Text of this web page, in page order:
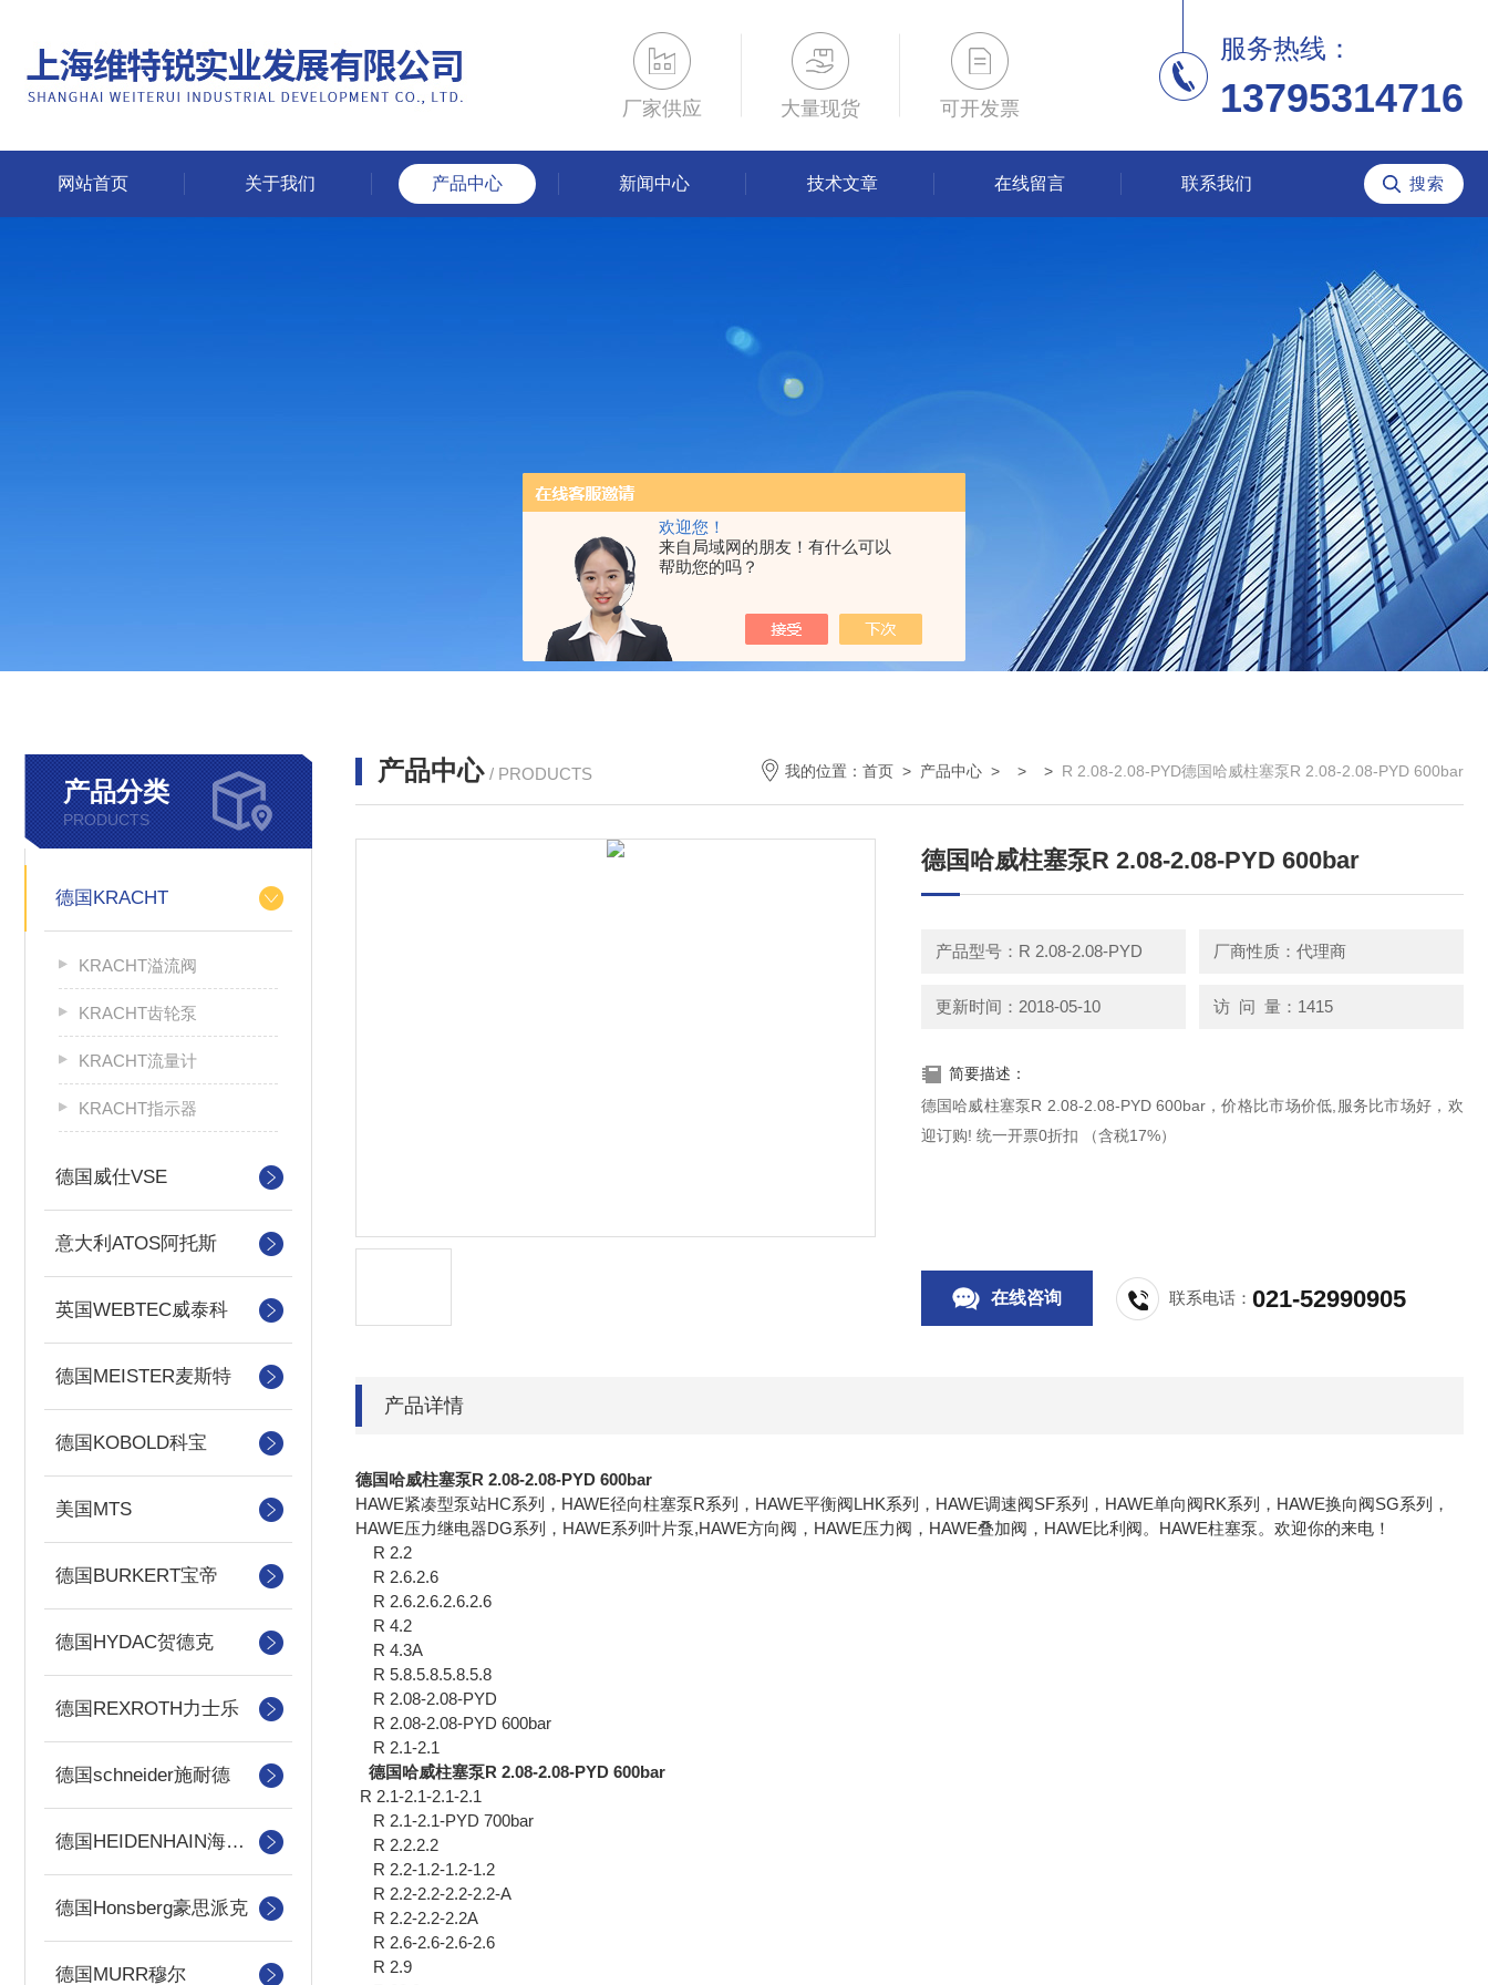
欢迎您！
来自局域网的朋友！有什么可以
帮助您的吗？
厂家供应 大量现货 可开发票
服务热线：
13795314716
网站首页 关于我们 产品中心 新闻中心 技术文章 在线留言 联系我们
产品分类
PRODUCTS
德国KRACHT
KRACHT溢流阀
KRACHT齿轮泵
KRACHT流量计
KRACHT指示器
德国威仕VSE
意大利ATOS阿托斯
英国WEBTEC威泰科
德国MEISTER麦斯特
德国KOBOLD科宝
美国MTS
德国BURKERT宝帝
德国HYDAC贺德克
德国REXROTH力士乐
德国schneider施耐德
德国HEIDENHAIN海德汉
德国Honsberg豪思派克
德国MURR穆尔
产品中心 / PRODUCTS 我的位置： 首页 > 产品中心 > > > R 2.08-2.08-PYD德国哈威柱塞泵R 2.08-2.08-PYD 600bar
德国哈威柱塞泵R 2.08-2.08-PYD 600bar
产品型号：R 2.08-2.08-PYD 厂商性质：代理商
更新时间：2018-05-10 访 问 量：1415
简要描述：
德国哈威柱塞泵R 2.08-2.08-PYD 600bar，价格比市场价低,服务比市场好，欢
迎订购! 统一开票0折扣 （含税17%）
在线咨询 联系电话：021-52990905
产品详情
德国哈威柱塞泵R 2.08-2.08-PYD 600bar
HAWE紧凑型泵站HC系列，HAWE径向柱塞泵R系列，HAWE平衡阀LHK系列，HAWE调速阀SF系列，HAWE单向阀RK系列，HAWE换向阀SG系列，
HAWE压力继电器DG系列，HAWE系列叶片泵,HAWE方向阀，HAWE压力阀，HAWE叠加阀，HAWE比利阀。HAWE柱塞泵。欢迎你的来电！
R 2.2
R 2.6.2.6
R 2.6.2.6.2.6.2.6
R 4.2
R 4.3A
R 5.8.5.8.5.8.5.8
R 2.08-2.08-PYD
R 2.08-2.08-PYD 600bar
R 2.1-2.1
德国哈威柱塞泵R 2.08-2.08-PYD 600bar
R 2.1-2.1-2.1-2.1
R 2.1-2.1-PYD 700bar
R 2.2.2.2
R 2.2-1.2-1.2-1.2
R 2.2-2.2-2.2-2.2-A
R 2.2-2.2-2.2A
R 2.6-2.6-2.6-2.6
R 2.9